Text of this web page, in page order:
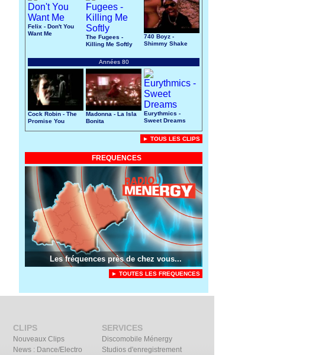
Felix - Don't You
Want Me
The Fugees -
Killing Me Softly
740 Boyz -
Shimmy Shake
Années 80
Cock Robin - The
Promise You
Madonna - La Isla
Bonita
Eurythmics -
Sweet Dreams
► TOUS LES CLIPS
FREQUENCES
Les fréquences près de chez vous...
► TOUTES LES FREQUENCES
CLIPS
Nouveaux Clips
News : Dance/Electro
SERVICES
Discomobile Ménergy
Studios d'enregistrement